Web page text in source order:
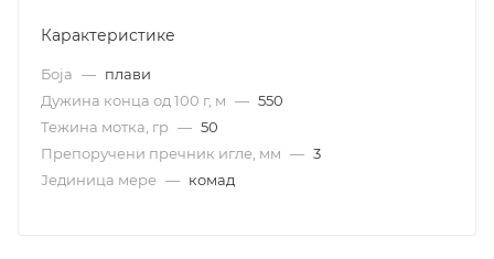
Карактеристике
Боја — плави
Дужина конца од 100 г, м — 550
Тежина мотка, гр — 50
Препоручени пречник игле, мм — 3
Јединица мере — комад